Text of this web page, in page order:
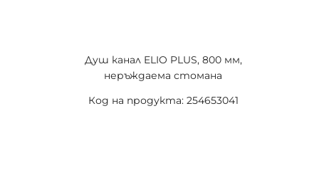
Душ канал ELIO PLUS, 800 мм,
неръждаема стомана
Код на продукта: 254653041